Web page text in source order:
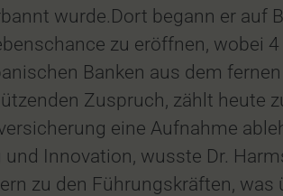
wurde.Dort begann er
zu eröffnen, wobei
Banken aus dem
Zuspruch, zählt heute
eine Aufnahme
Innovation, wusste Dr.
zu den Führungskräften,